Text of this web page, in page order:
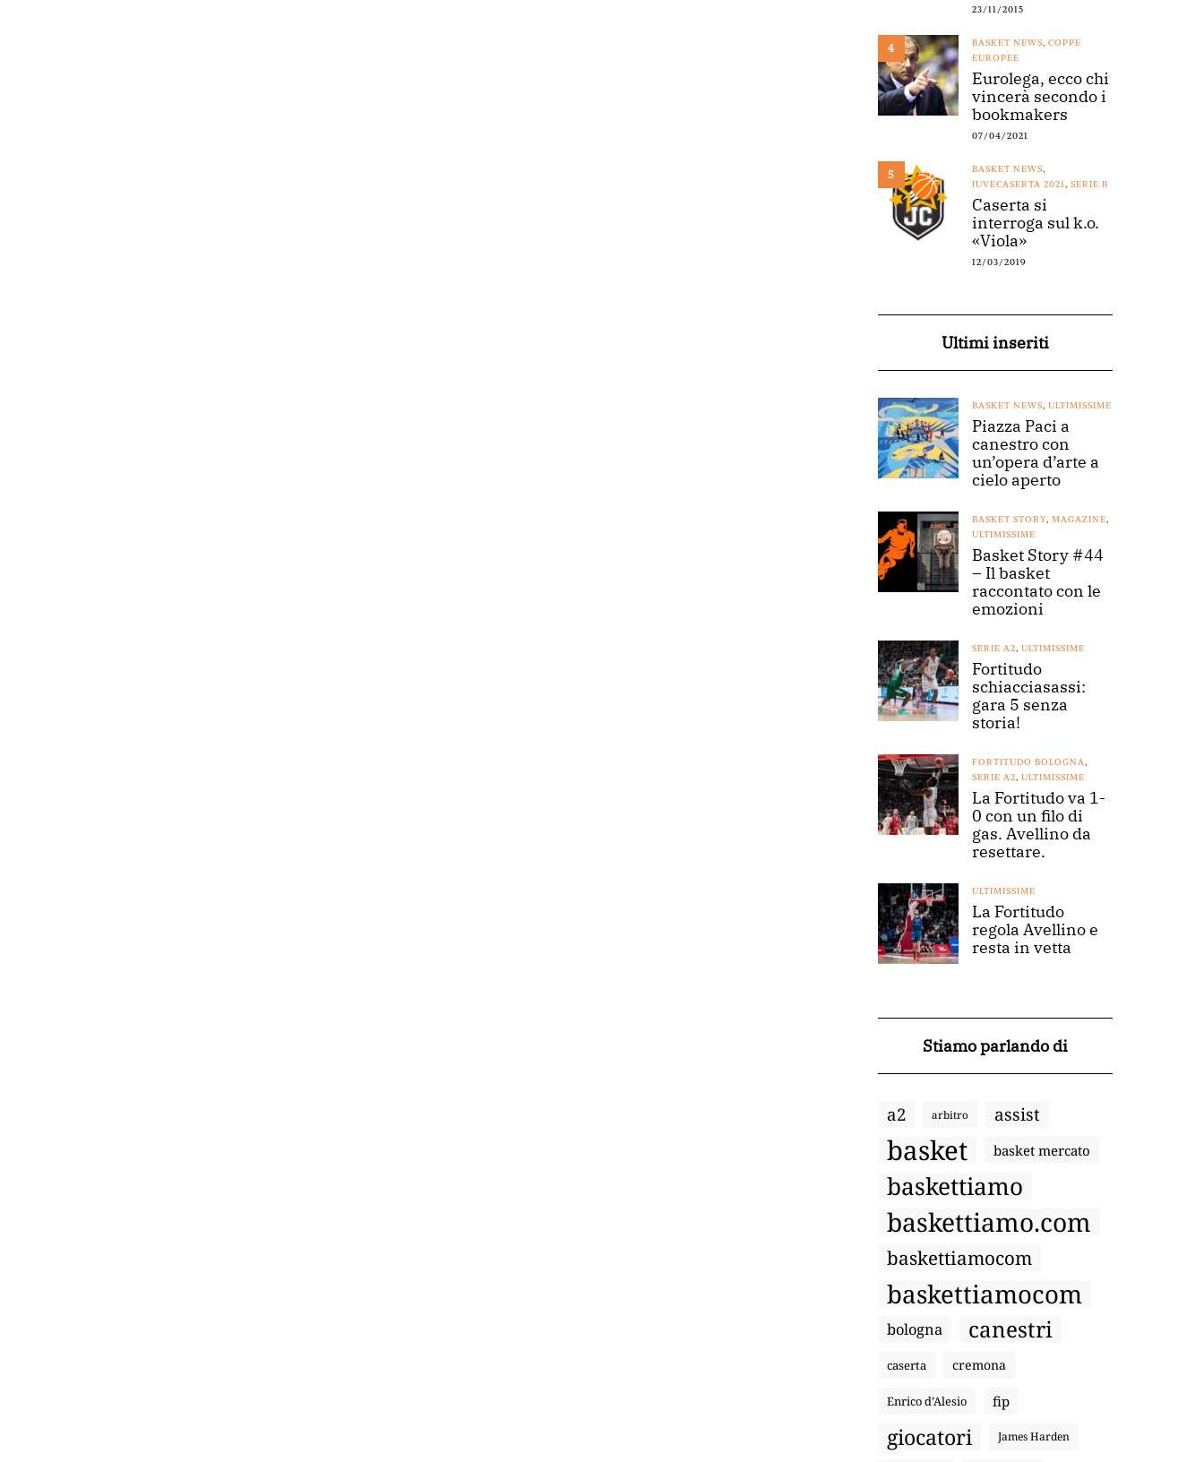
23/11/2015
4 BASKET NEWS, COPPE
EUROPEE
Eurolega, ecco chi
vincerà secondo i
bookmakers
07/04/2021
5 BASKET NEWS,
JUVECASERTA 2021, SERIE B
Caserta si
interroga sul k.o.
«Viola»
12/03/2019
Ultimi inseriti
BASKET NEWS, ULTIMISSIME
Piazza Paci a
canestro con
un’opera d’arte a
cielo aperto
BASKET STORY, MAGAZINE,
ULTIMISSIME
Basket Story #44
– Il basket
raccontato con le
emozioni
SERIE A2, ULTIMISSIME
Fortitudo
schiacciasassi:
gara 5 senza
storia!
FORTITUDO BOLOGNA,
SERIE A2, ULTIMISSIME
La Fortitudo va 1-
0 con un filo di
gas. Avellino da
resettare.
ULTIMISSIME
La Fortitudo
regola Avellino e
resta in vetta
Stiamo parlando di
a2 arbitro assist
basket basket mercato
baskettiamo
baskettiamo.com
baskettiamocom
baskettiamocom
bologna canestri
caserta cremona
Enrico d’Alesio fip
giocatori James Harden